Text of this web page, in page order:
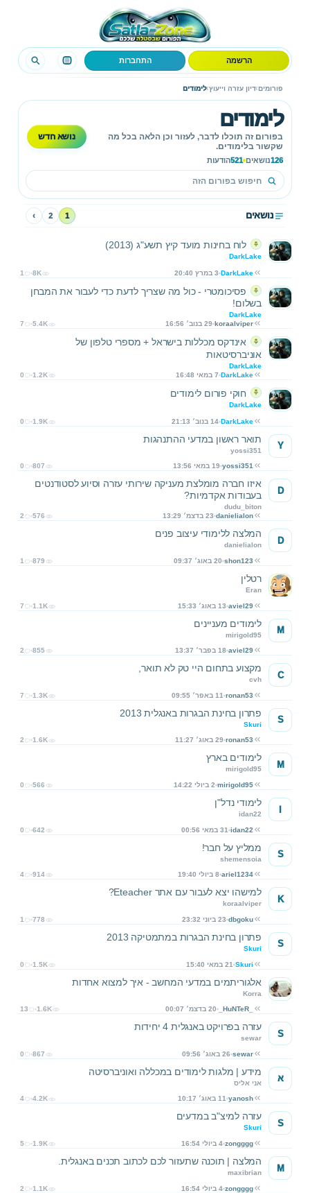
הרשמה התחברות
פורומים›דיון עזרה וייעוץ›לימודים
לימודים
בפורום זה תוכלו לדבר, לעזור וכן הלאה בכל מה
שקשור בלימודים.
126נושאים 521הודעות
נושא חדש
נושאים 1
2
›
לוח בחינות מועד קיץ תשע"ג (2013)
DarkLake
DarkLake 3 במרץ 20:40 1 8K
פסיכומטרי - כול מה שצריך לדעת כדי לעבור את המבחן
בשלום!
DarkLake
koraalviper 29 בנוב׳ 16:56 7 5.4K
אינדקס מכללות בישראל + מספרי טלפון של
אוניברסיטאות
DarkLake
DarkLake 7 במאי 16:48 0 1.2K
חוקי פורום לימודים
DarkLake
DarkLake 14 בנוב׳ 21:13 0 1.9K
תואר ראשון במדעי ההתנהגות
yossi351
yossi351 19 במאי 13:56 0 807
Y
איזו חברה מומלצת מעניקה שירותי עזרה וסיוע לסטודנטים
בעבודות אקדמיות?
dudu_biton
danielialon 23 בדצמ׳ 13:29 2 576
D
המלצה ללימודי עיצוב פנים
danielialon
shon123 20 באוג׳ 09:37 1 879
D
רטלין
Eran
aviel29 13 באוג׳ 15:33 7 1.1K
לימודים מעניינים
mirigold95
aviel29 18 בפבר׳ 13:37 2 855
M
מקצוע בתחום היי טק לא תואר,
cvh
ronan53 11 באפר׳ 09:55 7 1.3K
C
פתרון בחינת הבגרות באנגלית 2013
Skuri
ronan53 29 באוג׳ 11:27 2 1.6K
S
לימודים בארץ
mirigold95
mirigold95 2 ביולי 14:22 0 566
M
לימודי נדל"ן
idan22
idan22 31 במאי 00:56 0 642
I
ממליץ על חבר!
shemensoia
ariel1234 8 ביולי 19:40 4 914
S
למישהו יצא לעבור עם אתר Eteacher?
koraalviper
dbgoku 23 ביוני 23:32 1 778
K
פתרון בחינת הבגרות במתמטיקה 2013
Skuri
Skuri 21 במאי 15:40 0 1.5K
S
אלגוריתמים במדעי המחשב - איך למצוא אחדות
Korra
_HuNTeR_ 20 בדצמ׳ 00:07 13 1.6K
עזרה בפרויקט באנגלית 4 יחידות
sewar
sewar 26 באוג׳ 09:56 0 867
S
מידע | מלגות לימודים במכללה ואוניברסיטה
אני אליס
yanosh 11 באוג׳ 10:17 4 4.2K
א
עזרה למיצ"ב במדעים
Skuri
zongggg 4 ביולי 16:54 5 1.9K
S
המלצה | תוכנה שתעזור לכם לכתוב תכנים באנגלית.
maxibrian
zongggg 4 ביולי 16:54 2 1.1K
M